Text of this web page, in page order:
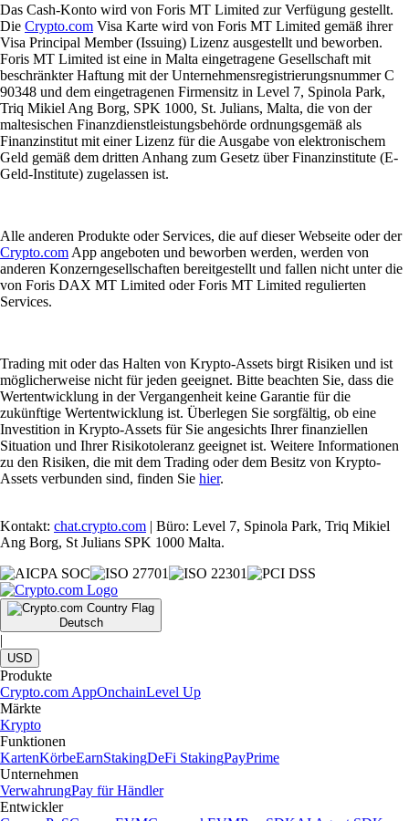
Das Cash-Konto wird von Foris MT Limited zur Verfügung gestellt.
Die Crypto.com Visa Karte wird von Foris MT Limited gemäß ihrer
Visa Principal Member (Issuing) Lizenz ausgestellt und beworben.
Foris MT Limited ist eine in Malta eingetragene Gesellschaft mit
beschränkter Haftung mit der Unternehmensregistrierungsnummer C
90348 und dem eingetragenen Firmensitz in Level 7, Spinola Park,
Triq Mikiel Ang Borg, SPK 1000, St. Julians, Malta, die von der
maltesischen Finanzdienstleistungsbehörde ordnungsgemäß als
Finanzinstitut mit einer Lizenz für die Ausgabe von elektronischem
Geld gemäß dem dritten Anhang zum Gesetz über Finanzinstitute (E-
Geld-Institute) zugelassen ist.
Alle anderen Produkte oder Services, die auf dieser Webseite oder der
Crypto.com App angeboten und beworben werden, werden von
anderen Konzerngesellschaften bereitgestellt und fallen nicht unter die
von Foris DAX MT Limited oder Foris MT Limited regulierten
Services.
Trading mit oder das Halten von Krypto-Assets birgt Risiken und ist
möglicherweise nicht für jeden geeignet. Bitte beachten Sie, dass die
Wertentwicklung in der Vergangenheit keine Garantie für die
zukünftige Wertentwicklung ist. Überlegen Sie sorgfältig, ob eine
Investition in Krypto-Assets für Sie angesichts Ihrer finanziellen
Situation und Ihrer Risikotoleranz geeignet ist. Weitere Informationen
zu den Risiken, die mit dem Trading oder dem Besitz von Krypto-
Assets verbunden sind, finden Sie hier.
Kontakt: chat.crypto.com | Büro: Level 7, Spinola Park, Triq Mikiel
Ang Borg, St Julians SPK 1000 Malta.
Deutsch
|
USD
Produkte
Crypto.com AppOnchainLevel Up
Märkte
Krypto
Funktionen
KartenKörbeEarnStakingDeFi StakingPayPrime
Unternehmen
VerwahrungPay für Händler
Entwickler